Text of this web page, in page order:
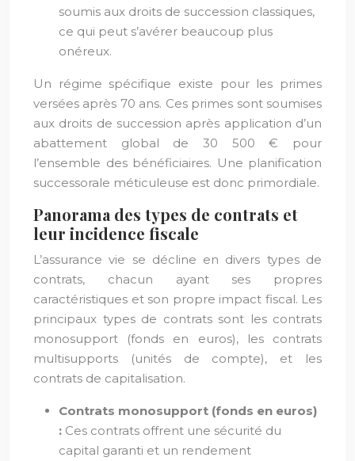
soumis aux droits de succession classiques,
ce qui peut s’avérer beaucoup plus
onéreux.
Un régime spécifique existe pour les primes
versées après 70 ans. Ces primes sont soumises
aux droits de succession après application d’un
abattement global de 30 500 € pour
l’ensemble des bénéficiaires. Une planification
successorale méticuleuse est donc primordiale.
Panorama des types de contrats et
leur incidence fiscale
L’assurance vie se décline en divers types de
contrats, chacun ayant ses propres
caractéristiques et son propre impact fiscal. Les
principaux types de contrats sont les contrats
monosupport (fonds en euros), les contrats
multisupports (unités de compte), et les
contrats de capitalisation.
Contrats monosupport (fonds en euros)
: Ces contrats offrent une sécurité du
capital garanti et un rendement